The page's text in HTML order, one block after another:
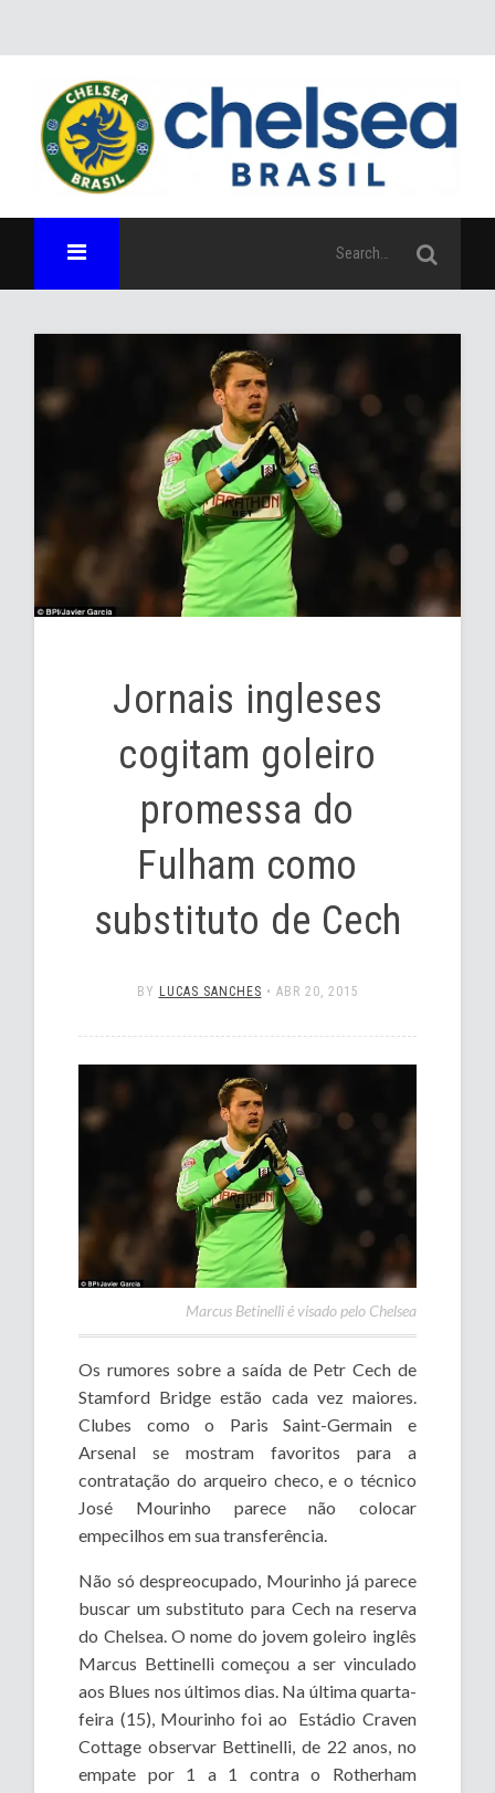
Jornais ingleses
cogitam goleiro
promessa do
Fulham como
substituto de Cech
BY LUCAS SANCHES • ABR 20, 2015
Marcus Betinelli é visado pelo Chelsea
Os rumores sobre a saída de Petr Cech de
Stamford Bridge estão cada vez maiores.
Clubes como o Paris Saint-Germain e
Arsenal se mostram favoritos para a
contratação do arqueiro checo, e o técnico
José Mourinho parece não colocar
empecilhos em sua transferência.
Não só despreocupado, Mourinho já parece
buscar um substituto para Cech na reserva
do Chelsea. O nome do jovem goleiro inglês
Marcus Bettinelli começou a ser vinculado
aos Blues nos últimos dias. Na última quarta-
feira (15), Mourinho foi ao Estádio Craven
Cottage observar Bettinelli, de 22 anos, no
empate por 1 a 1 contra o Rotherham